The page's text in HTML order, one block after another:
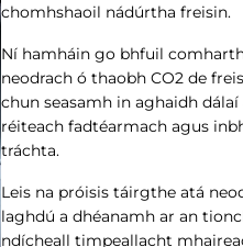
chomhshaoil ​​nádúrtha freisin.
Ní hamháin go bhfuil
neodrach ó thaobh CO2 de
chun seasamh in aghaidh
réiteach fadtéarmach agus
tráchta.
Leis na próisis táirgthe atá
laghdú a dhéanamh ar an
ndícheall timpeallacht